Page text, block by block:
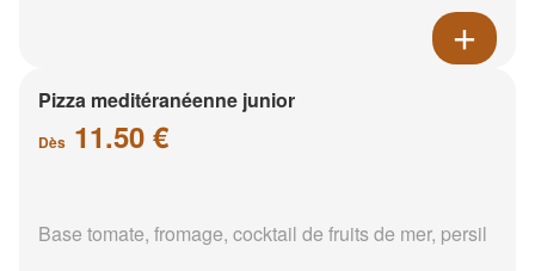
Pizza meditéranéenne junior
Dès 11.50 €
Base tomate, fromage, cocktail de fruits de mer, persil